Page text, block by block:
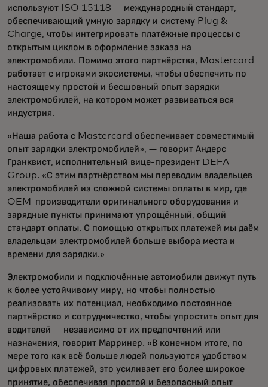
используют ISO 15118 — международный стандарт,
обеспечивающий умную зарядку и систему Plug &
Charge, чтобы интегрировать платёжные процессы с
открытым циклом в оформление заказа на
электромобили. Помимо этого партнёрства, Mastercard
работает с игроками экосистемы, чтобы обеспечить по-
настоящему простой и бесшовный опыт зарядки
электромобилей, на котором может развиваться вся
индустрия.
«Наша работа с Mastercard обеспечивает совместимый
опыт зарядки электромобилей», — говорит Андерс
Гранквист, исполнительный вице-президент DEFA
Group. «С этим партнёрством мы переводим владельцев
электромобилей из сложной системы оплаты в мир, где
OEM-производители оригинального оборудования и
зарядные пункты принимают упрощённый, общий
стандарт оплаты. С помощью открытых платежей мы даём
владельцам электромобилей больше выбора места и
времени для зарядки.»
Электромобили и подключённые автомобили движут путь
к более устойчивому миру, но чтобы полностью
реализовать их потенциал, необходимо постоянное
партнёрство и сотрудничество, чтобы упростить опыт для
водителей — независимо от их предпочтений или
назначения, говорит Марринер. «В конечном итоге, по
мере того как всё больше людей пользуются удобством
цифровых платежей, это усиливает его более широкое
принятие, обеспечивая простой и безопасный опыт